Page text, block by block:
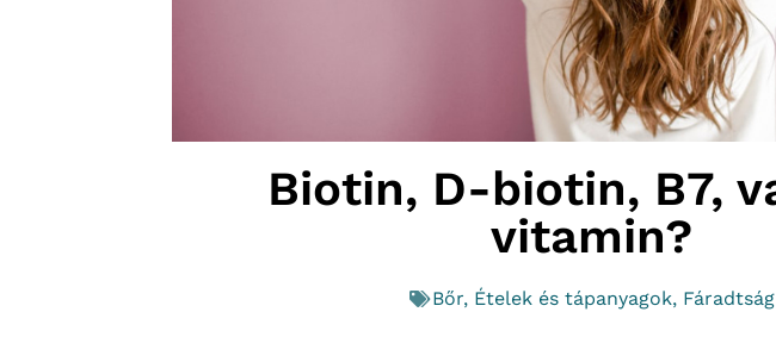
Biotin, D-biotin, B7,
vitamin?
Bőr, Ételek és tápanyagok, Fáradtság